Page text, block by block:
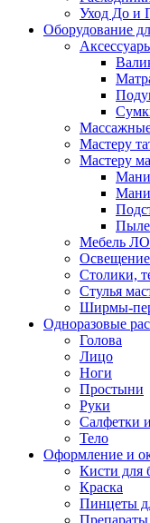
Уход До и
Оборудование
Мастеру
Мастеру
Мебель
Освещение
Столики,
Стулья
Ширмы-
Одноразовые
Голова
Лицо
Ноги
Простыни
Руки
Салфетки
Тело
Оформление и
Кисти для
Краска
Пинцеты
Препараты